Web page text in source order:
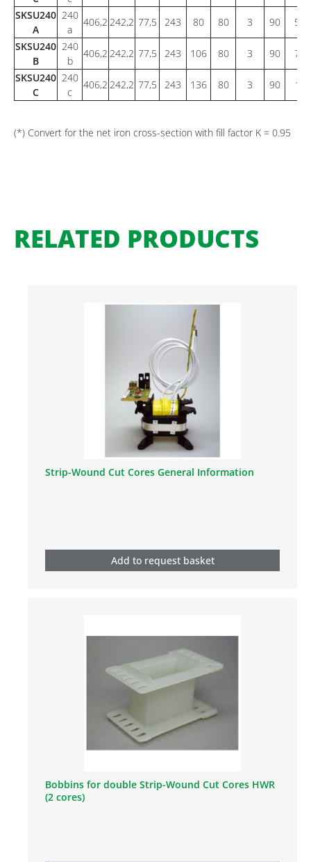
SKSU240
A
240
a
406,2 242,2 77,5 243 80 80 3 90
SKSU240
B
240
b
406,2 242,2 77,5 243 106 80 3 90
SKSU240
C
240
c
406,2 242,2 77,5 243 136 80 3 90 101
(*) Convert for the net iron cross-section with fill factor K = 0.95
RELATED PRODUCTS
Strip-Wound Cut Cores General Information
Add to request basket
Bobbins for double Strip-Wound Cut Cores HWR
(2 cores)